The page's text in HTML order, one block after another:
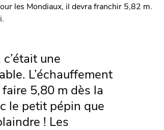
les Mondiaux, il devra franchir 5,82 m.
une
L’échauffement
5,80 m dès la
le petit pépin que
! Les